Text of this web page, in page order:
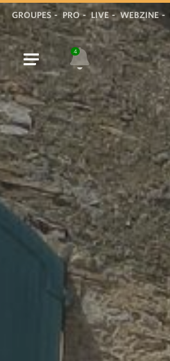
GROUPES PRO LIVE WEBZINE
4
Office
de
Tourisme